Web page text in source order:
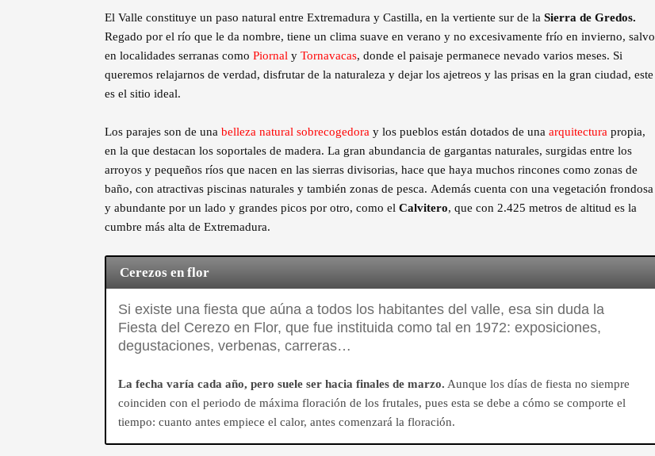
El Valle constituye un paso natural entre Extremadura y Castilla, en la vertiente sur de la Sierra de Gredos.
Regado por el río que le da nombre, tiene un clima suave en verano y no excesivamente frío en invierno, salvo
en localidades serranas como Piornal y Tornavacas, donde el paisaje permanece nevado varios meses. Si
queremos relajarnos de verdad, disfrutar de la naturaleza y dejar los ajetreos y las prisas en la gran ciudad, este
es el sitio ideal.
Los parajes son de una belleza natural sobrecogedora y los pueblos están dotados de una arquitectura propia,
en la que destacan los soportales de madera. La gran abundancia de gargantas naturales, surgidas entre los
arroyos y pequeños ríos que nacen en las sierras divisorias, hace que haya muchos rincones como zonas de
baño, con atractivas piscinas naturales y también zonas de pesca. Además cuenta con una vegetación frondosa
y abundante por un lado y grandes picos por otro, como el Calvitero, que con 2.425 metros de altitud es la
cumbre más alta de Extremadura.
Cerezos en flor
Si existe una fiesta que aúna a todos los habitantes del valle, esa sin duda la
Fiesta del Cerezo en Flor, que fue instituida como tal en 1972: exposiciones,
degustaciones, verbenas, carreras…
La fecha varía cada año, pero suele ser hacia finales de marzo. Aunque los días de fiesta no siempre
coinciden con el periodo de máxima floración de los frutales, pues esta se debe a cómo se comporte el
tiempo: cuanto antes empiece el calor, antes comenzará la floración.